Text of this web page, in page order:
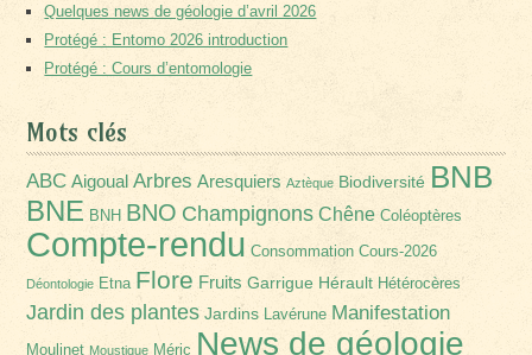
Quelques news de géologie d’avril 2026
Protégé : Entomo 2026 introduction
Protégé : Cours d’entomologie
Mots clés
ABC Aigoual Arbres Aresquiers Aztèque Biodiversité BNB
BNE BNH BNO Champignons Chêne Coléoptères
Compte-rendu Consommation Cours-2026
Déontologie Etna Flore Fruits Garrigue Hérault Hétérocères
Jardin des plantes Jardins Lavérune Manifestation
Moulinet Moustique Méric News de géologie